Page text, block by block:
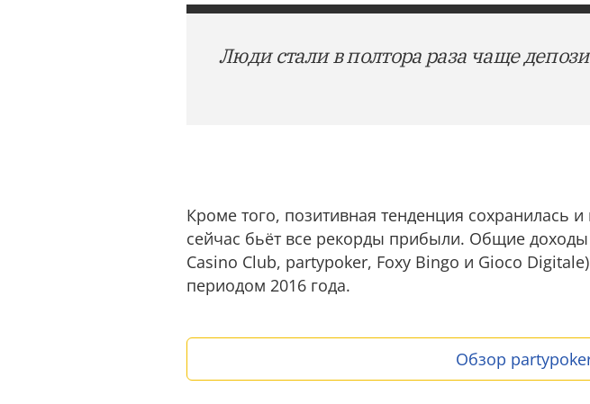
Люди стали в полтора раза чаще
Кроме того, позитивная тенденция сохранилась
сейчас бьёт все рекорды прибыли. Общие доходы
Casino Club, partypoker, Foxy Bingo и Gioco Digitale)
периодом 2016 года.
Обзор